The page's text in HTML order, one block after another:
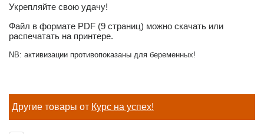
Укрепляйте свою удачу!
Файл в формате PDF (9 страниц) можно скачать или
распечатать на принтере.
NB: активизации противопоказаны для беременных!
Другие товары от Курс на успех!